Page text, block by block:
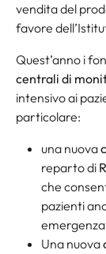
vendita del
favore
Quest’anno i
centrali di
intensivo ai
particolare:
una nuova
reparto di
che
pazienti
Una nuova